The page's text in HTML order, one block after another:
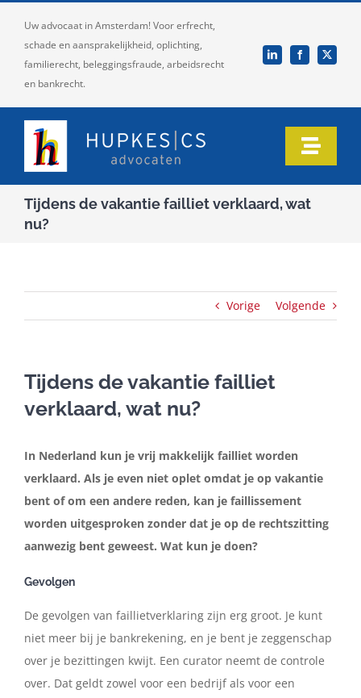
Uw advocaat in Amsterdam! Voor erfrecht,
schade en aansprakelijkheid, oplichting,
familierecht, beleggingsfraude, arbeidsrecht
en bankrecht.
Toggle
In de media
Artikelen
Tijdens de vakantie failliet verklaard, wat
nu?
Vorige Volgende
Tijdens de vakantie failliet
verklaard, wat nu?
In Nederland kun je vrij makkelijk failliet worden
verklaard. Als je even niet oplet omdat je op vakantie
bent of om een andere reden, kan je faillissement
worden uitgesproken zonder dat je op de rechtszitting
aanwezig bent geweest. Wat kun je doen?
Gevolgen
De gevolgen van faillietverklaring zijn erg groot. Je kunt
niet meer bij je bankrekening, en je bent je zeggenschap
over je bezittingen kwijt. Een curator neemt de controle
over. Dat geldt zowel voor een bedrijf als voor een